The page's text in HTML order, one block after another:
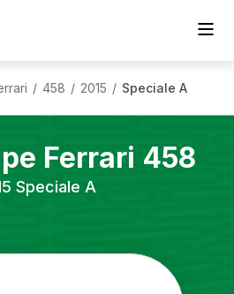
/ 458 / 2015 / Speciale A
Ferrari 458
Speciale A